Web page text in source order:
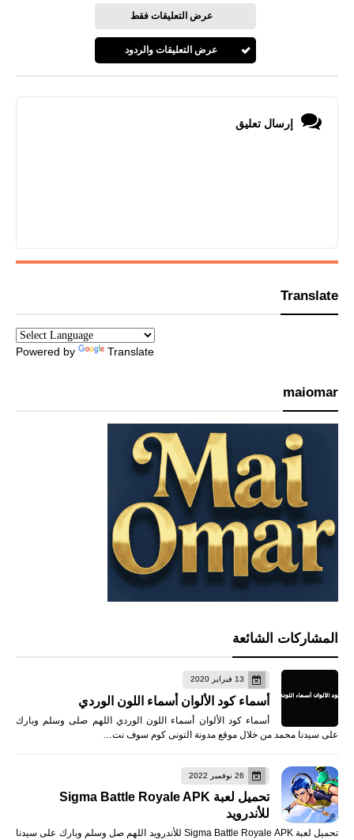
عرض التعليقات فقط
عرض التعليقات والردود
إرسال تعليق
Translate
Powered by Translate
maiomar
المشاركات الشائعة
13 فبراير 2020
أسماء كود الألوان أسماء اللون الوردي
أسماء كود الألوان أسماء اللون الوردي اللهم صلى وسلم وبارك
على سيدنا محمد من خلال موقع مدونة التونى كوم سوف نت…
26 نوفمبر 2022
تحميل لعبة Sigma Battle Royale APK
للأندرويد
تحميل لعبة Sigma Battle Royale APK للأندرويد اللهم صل وسلم وبارك على سيدنا